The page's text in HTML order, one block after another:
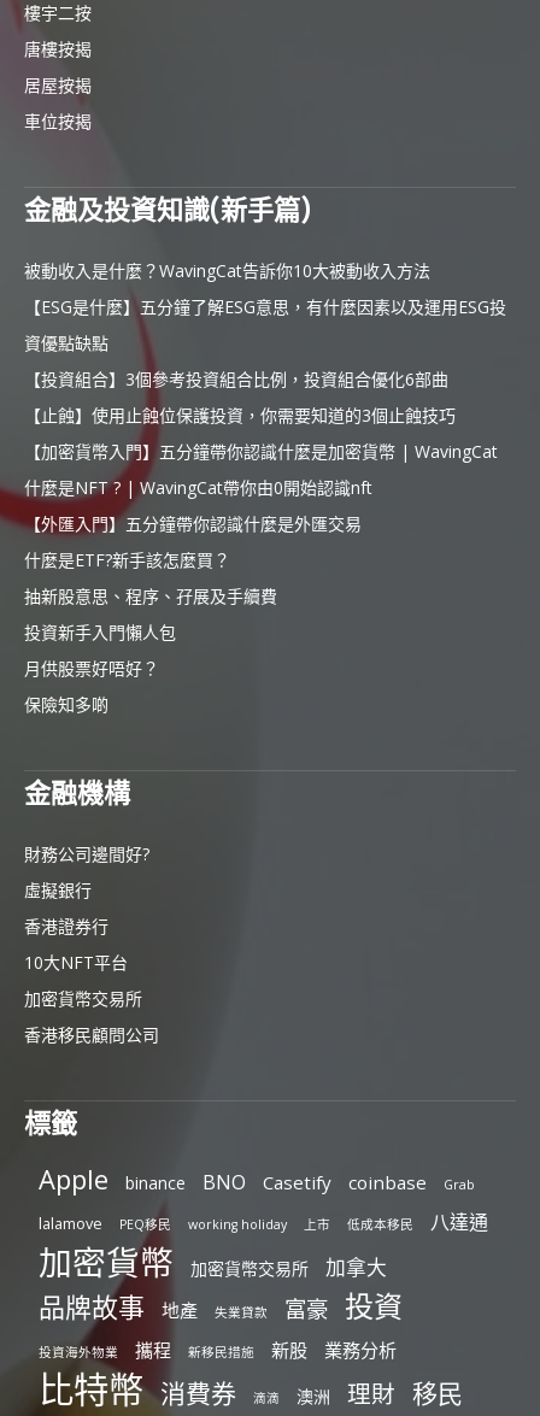
樓宇二按
唐樓按揭
居屋按揭
車位按揭
金融及投資知識(新手篇)
被動收入是什麼？WavingCat告訴你10大被動收入方法
【ESG是什麼】五分鐘了解ESG意思，有什麼因素以及運用ESG投
資優點缺點
【投資組合】3個參考投資組合比例，投資組合優化6部曲
【止蝕】使用止蝕位保護投資，你需要知道的3個止蝕技巧
【加密貨幣入門】五分鐘帶你認識什麼是加密貨幣 | WavingCat
什麼是NFT ? | WavingCat帶你由0開始認識nft
【外匯入門】五分鐘帶你認識什麼是外匯交易
什麼是ETF?新手該怎麼買？
抽新股意思、程序、孖展及手續費
投資新手入門懶人包
月供股票好唔好？
保險知多啲
金融機構
財務公司邊間好?
虛擬銀行
香港證券行
10大NFT平台
加密貨幣交易所
香港移民顧問公司
標籤
Apple binance BNO Casetify coinbase Grab
lalamove PEQ移民 working holiday 上市 低成本移民 八達通
加密貨幣 加密貨幣交易所 加拿大
品牌故事 地產 失業貸款 富豪 投資
投資海外物業 攜程 新移民措施 新股 業務分析
比特幣 消費券 滴滴 澳洲 理財 移民